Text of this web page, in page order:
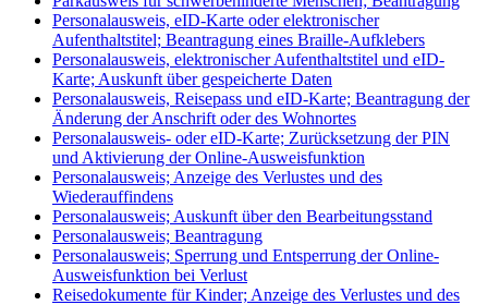
Personalausweis, eID-Karte oder elektronischer
Aufenthaltstitel; Beantragung eines Braille-Aufklebers
Personalausweis, elektronischer Aufenthaltstitel und eID-
Karte; Auskunft über gespeicherte Daten
Personalausweis, Reisepass und eID-Karte; Beantragung der
Änderung der Anschrift oder des Wohnortes
Personalausweis- oder eID-Karte; Zurücksetzung der PIN
und Aktivierung der Online-Ausweisfunktion
Personalausweis; Anzeige des Verlustes und des
Wiederauffindens
Personalausweis; Auskunft über den Bearbeitungsstand
Personalausweis; Beantragung
Personalausweis; Sperrung und Entsperrung der Online-
Ausweisfunktion bei Verlust
Reisedokumente für Kinder; Anzeige des Verlustes und des